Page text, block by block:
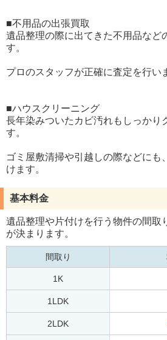
■不用品の出張買取
遺品整理の際に出てきた不用品など
す。
プロのスタッフが正確に査定を行い
■ハウスクリーニング
長年染みついたカビ汚れもしっかり
す。
ゴミ屋敷清掃や引越しの際などにも
けます。
基本料金
遺品整理や片付けを行う物件の間取
が決まります。
間取り
1K
1LDK
2LDK